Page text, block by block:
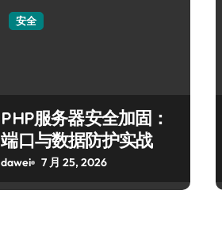
安全
PHP服务器安全加固：
端口与数据防护实战
dawei 7 月 25, 2026